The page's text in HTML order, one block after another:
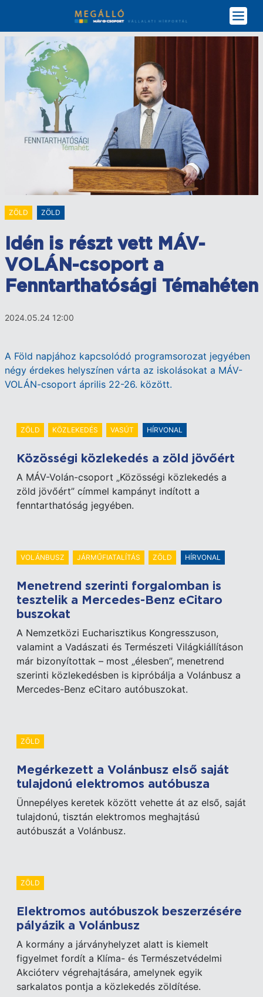
tartalomra
ZÖLD ZÖLD
Idén is részt vett MÁV-
VOLÁN-csoport a
Fenntarthatósági Témahéten
2024.05.24 12:00
A Föld napjához kapcsolódó programsorozat jegyében
négy érdekes helyszínen várta az iskolásokat a MÁV-
VOLÁN-csoport április 22-26. között.
ZÖLD KÖZLEKEDÉS VASÚT HÍRVONAL
Közösségi közlekedés a zöld jövőért
A MÁV-Volán-csoport „Közösségi közlekedés a
zöld jövőért” címmel kampányt indított a
fenntarthatóság jegyében.
VOLÁNBUSZ JÁRMŰFIATALÍTÁS ZÖLD HÍRVONAL
Menetrend szerinti forgalomban is
tesztelik a Mercedes-Benz eCitaro
buszokat
A Nemzetközi Eucharisztikus Kongresszuson,
valamint a Vadászati és Természeti Világkiállításon
már bizonyítottak – most „élesben”, menetrend
szerinti közlekedésben is kipróbálja a Volánbusz a
Mercedes-Benz eCitaro autóbuszokat.
ZÖLD
Megérkezett a Volánbusz első saját
tulajdonú elektromos autóbusza
Ünnepélyes keretek között vehette át az első, saját
tulajdonú, tisztán elektromos meghajtású
autóbuszát a Volánbusz.
ZÖLD
Elektromos autóbuszok beszerzésére
pályázik a Volánbusz
A kormány a járványhelyzet alatt is kiemelt
figyelmet fordít a Klíma- és Természetvédelmi
Akcióterv végrehajtására, amelynek egyik
sarkalatos pontja a közlekedés zöldítése.